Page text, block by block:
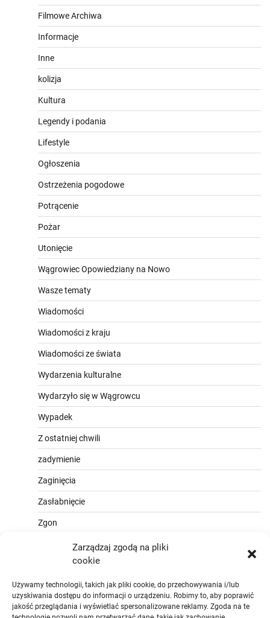
Zarządzaj zgodą na pliki
cookie
Używamy technologii, takich jak pliki cookie, do przechowywania i/lub
uzyskiwania dostępu do informacji o urządzeniu. Robimy to, aby poprawić
jakość przeglądania i wyświetlać spersonalizowane reklamy. Zgoda na te
Filmowe Archiwa
Informacje
Inne
kolizja
Kultura
Legendy i podania
Lifestyle
Ogłoszenia
Ostrzeżenia pogodowe
Potrącenie
Pożar
Utonięcie
Wągrowiec Opowiedziany na Nowo
Wasze tematy
Wiadomości
Wiadomości z kraju
Wiadomości ze świata
Wydarzenia kulturalne
Wydarzyło się w Wągrowcu
Wypadek
Z ostatniej chwili
zadymienie
Zaginięcia
Zasłabnięcie
Zgon